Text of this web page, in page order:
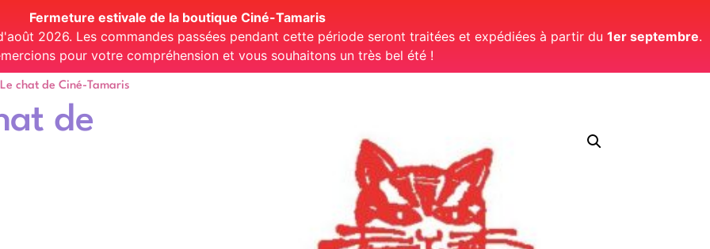
Fermeture estivale de la boutique Ciné-Tamaris
2026. Les commandes passées pendant cette période seront traitées et expédiées à partir du 1er septembre.
pour votre compréhension et vous souhaitons un très bel été !
chat de Ciné-Tamaris
de